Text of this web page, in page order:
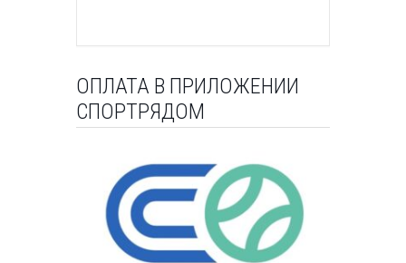
ОПЛАТА В ПРИЛОЖЕНИИ
СПОРТРЯДОМ